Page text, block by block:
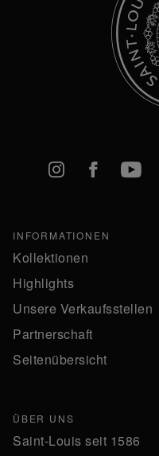
Instagram
Facebook
INFORMATIONEN
Kollektionen
Highlights
Unsere Verkaufsstellen
Partnerschaft
Seitenübersicht
ÜBER UNS
Saint-Louis seit 1586